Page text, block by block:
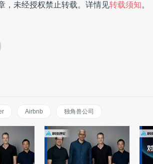
，未经授权禁止转载。详情见转载须知。
Airbnb 独角兽公司